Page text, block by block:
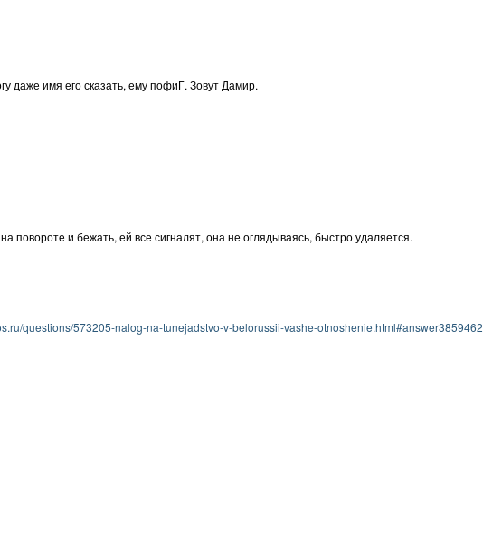
даже имя его сказать, ему пофиГ. Зовут Дамир.
и бежать, ей все сигналят, она не оглядываясь, быстро удаляется.
questions/573205-nalog-na-tunejadstvo-v-belorussii-vashe-otnoshenie.html#answer3859462